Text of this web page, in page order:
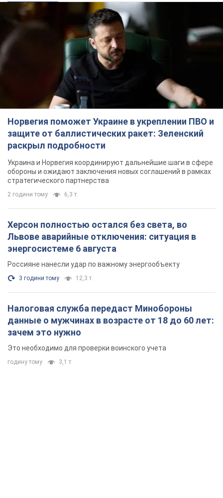
Норвегия поможет Украине в укреплении ПВО и
защите от баллистических ракет: Зеленский
раскрыл подробности
Украина и Норвегия координируют дальнейшие шаги в сфере
обороны и ожидают заключения новых соглашений в рамках
стратегического партнерства
2 години тому 6,3 т.
Херсон полностью остался без света, во
Львове аварийные отключения: ситуация в
энергосистеме 6 августа
Россияне нанесли удар по важному энергообъекту
3 години тому 12,3 т.
Налоговая служба передаст Минобороны
данные о мужчинах в возрасте от 18 до 60 лет:
зачем это нужно
Это необходимо для проверки воинского учета
годину тому 3,1 т.